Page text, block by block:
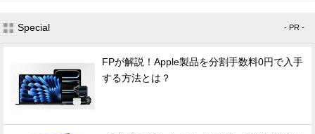
Special - PR -
FPが解説！Apple製品を分割手数料0円で入手
する方法とは？